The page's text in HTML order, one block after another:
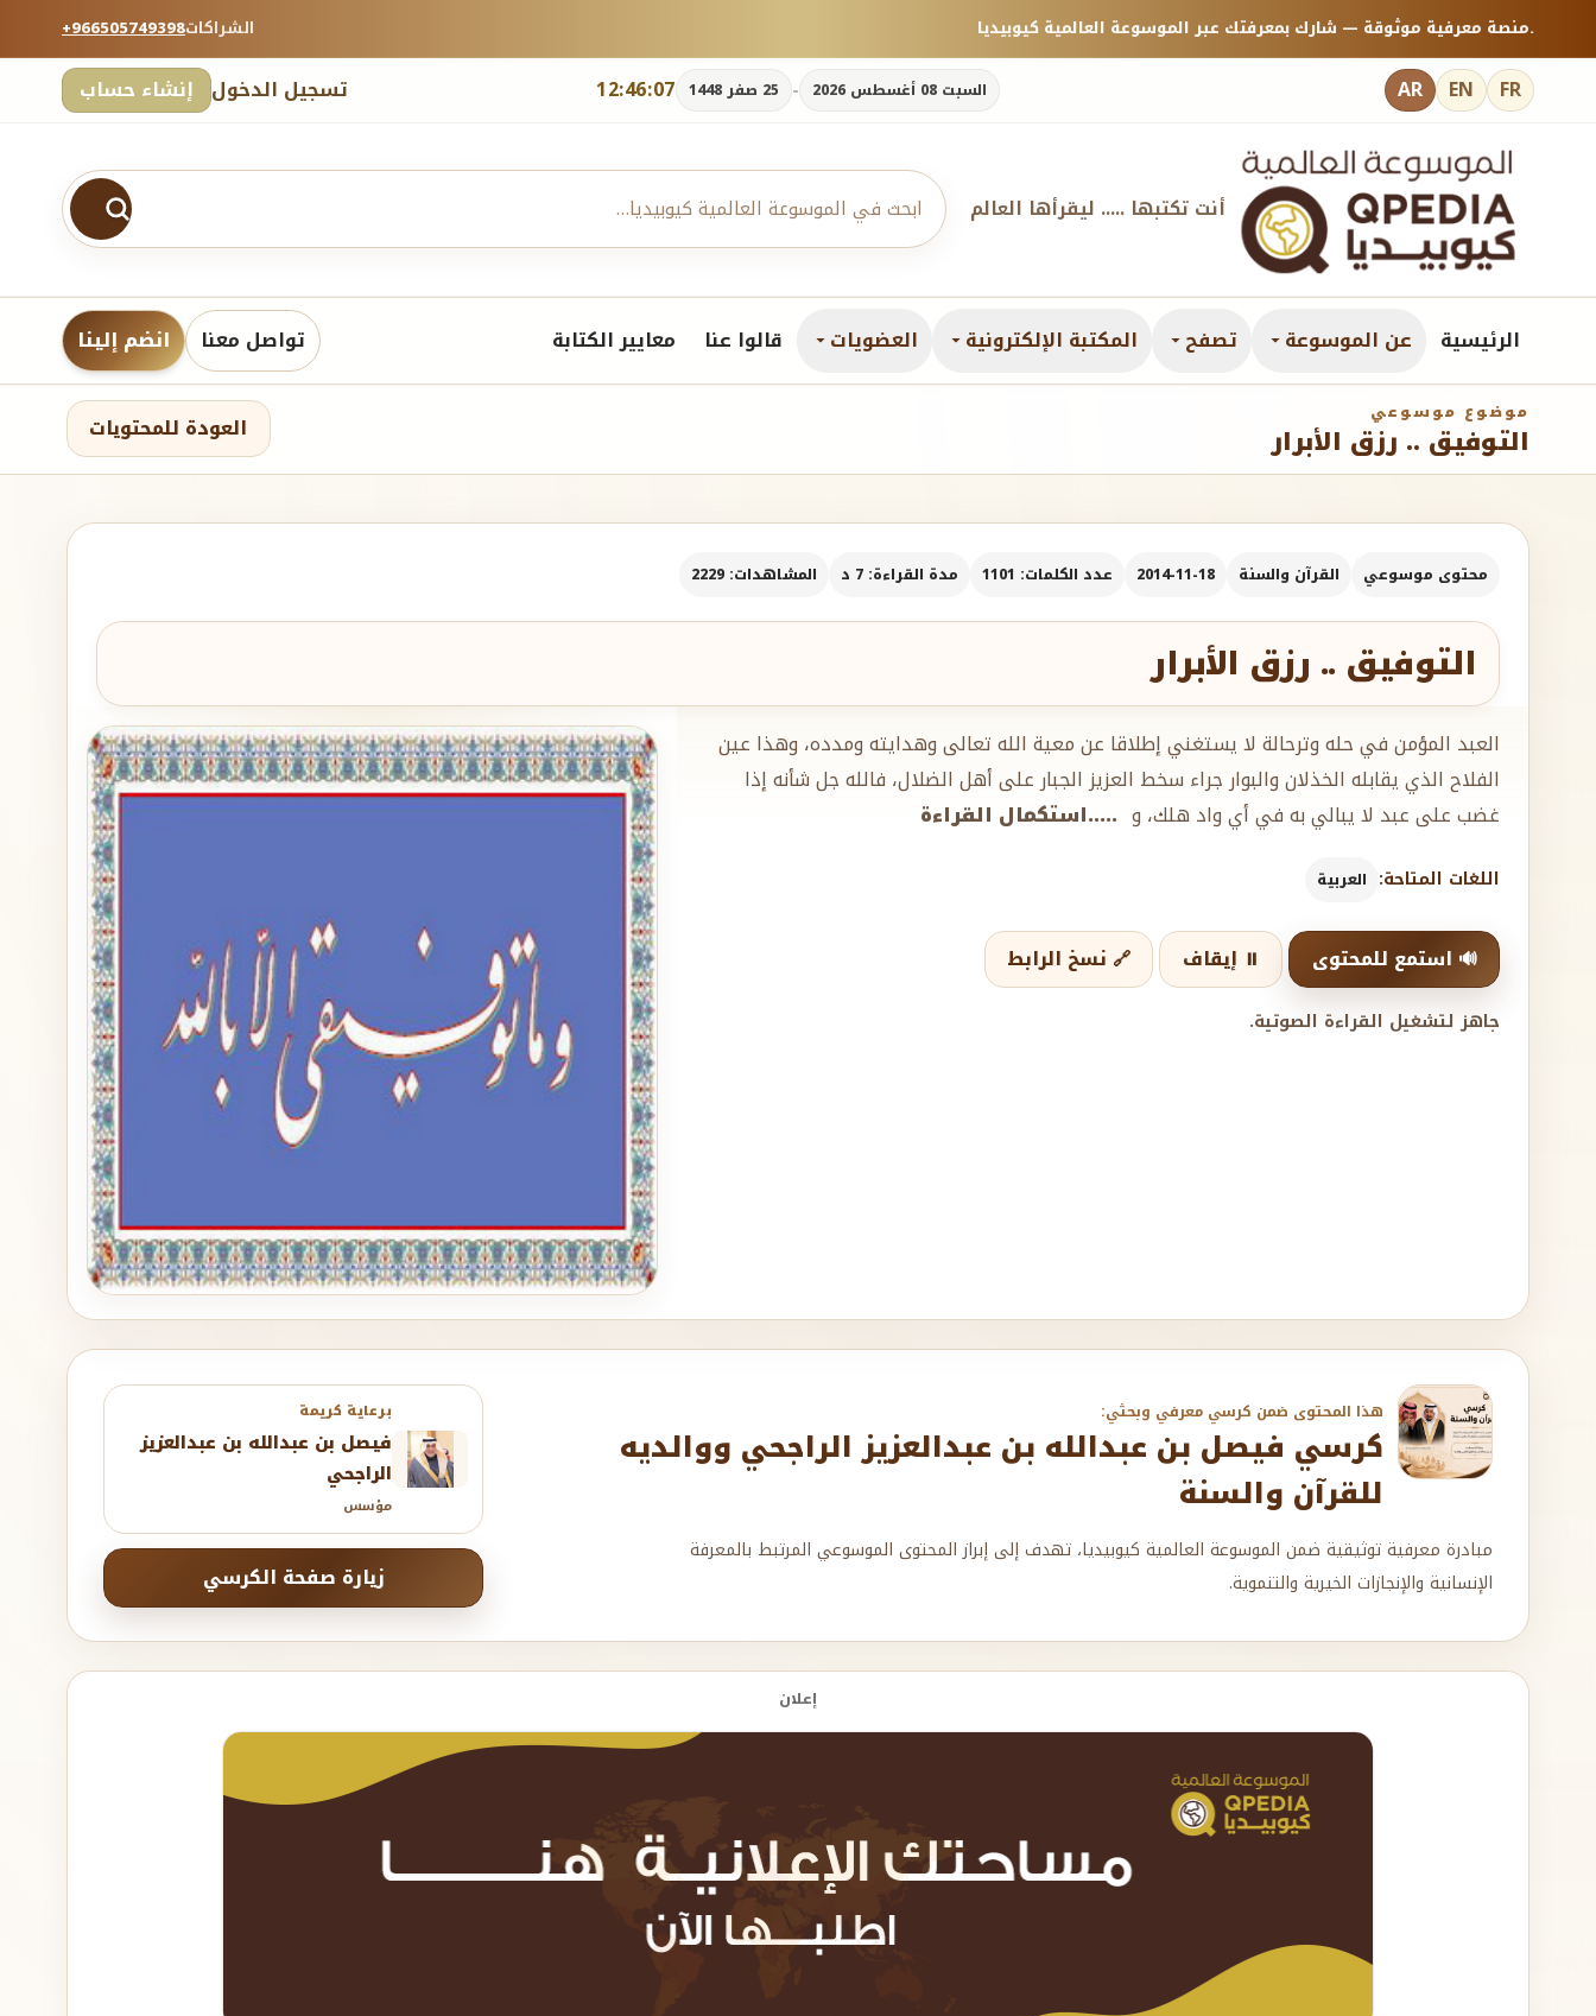
+966505749398الشراكات منصة معرفية موثوقة — شارك بمعرفتك عبر الموسوعة العالمية كيوبيديا.
تسجيل الدخول إنشاء حساب 12:46:09 السبت 08 أغسطس 2026 - 25 صفر 1448 AR EN FR
أنت تكتبها ..... ليقرأها العالم
الرئيسية عن الموسوعة تصفح المكتبة الإلكترونية العضويات قالوا عنا معايير الكتابة تواصل معنا انضم إلينا
موضوع موسوعي
التوفيق .. رزق الأبرار العودة للمحتويات
محتوى موسوعي القرآن والسنة 2014-11-18 عدد الكلمات: 1101 مدة القراءة: 7 د المشاهدات: 2229
التوفيق .. رزق الأبرار
العبد المؤمن في حله وترحالة لا يستغني إطلاقا عن معية الله تعالى وهدايته ومدده، وهذا عين
الفلاح الذي يقابله الخذلان والبوار جراء سخط العزيز الجبار على أهل الضلال، فالله جل شأنه إذا
غضب على عبد لا يبالي به في أي واد هلك، و .....استكمال القراءة
اللغات المتاحة: العربية
🔊 استمع للمحتوى ⏸️ إيقاف 🔗 نسخ الرابط
جاهز لتشغيل القراءة الصوتية.
هذا المحتوى ضمن كرسي معرفي وبحثي:
كرسي فيصل بن عبدالله بن عبدالعزيز الراجحي ووالديه
للقرآن والسنة
مبادرة معرفية توثيقية ضمن الموسوعة العالمية كيوبيديا، تهدف إلى إبراز المحتوى الموسوعي المرتبط بالمعرفة
الإنسانية والإنجازات الخيرية والتنموية.
برعاية كريمة
فيصل بن عبدالله بن عبدالعزيز
الراجحي
مؤسس
زيارة صفحة الكرسي
إعلان